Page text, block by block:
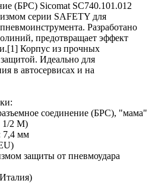
(БРС) Sicomat SC740.101.012
серии SAFETY для
Разработано
предотвращает эффект
Корпус из прочных
Идеально для
в автосервисах и на
соединение (БРС), "мама"
1/2 M)
7,4 мм
защиты от пневмоудара